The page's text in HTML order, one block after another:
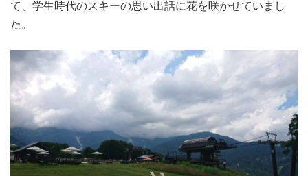
て、学生時代のスキーの思い出話に花を咲かせていまし
た。